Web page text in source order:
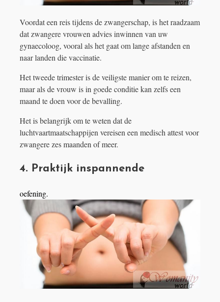
Voordat een reis tijdens de zwangerschap, is het raadzaam
dat zwangere vrouwen advies inwinnen van uw
gynaecoloog, vooral als het gaat om lange afstanden en
naar landen die vaccinatie.
Het tweede trimester is de veiligste manier om te reizen,
maar als de vrouw is in goede conditie kan zelfs een
maand te doen voor de bevalling.
Het is belangrijk om te weten dat de
luchtvaartmaatschappijen vereisen een medisch attest voor
zwangere zes maanden of meer.
4. Praktijk inspannende
oefening.